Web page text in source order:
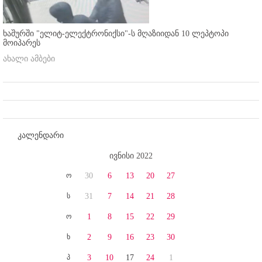
ხაშურში "ელიტ-ელექტრონიქსი"-ს მღაზიიდან 10 ლეპტოპი
მოიპარეს
ახალი ამბები
კალენდარი
ივნისი 2022
ო
ს
ო
ხ
პ
30
31
1
2
3
6
7
8
9
10
13
14
15
16
17
20
21
22
23
24
27
28
29
30
1